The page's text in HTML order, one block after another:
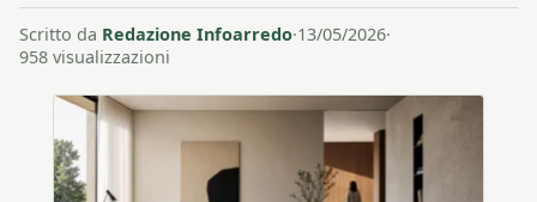
Scritto da Redazione Infoarredo·13/05/2026·
958 visualizzazioni